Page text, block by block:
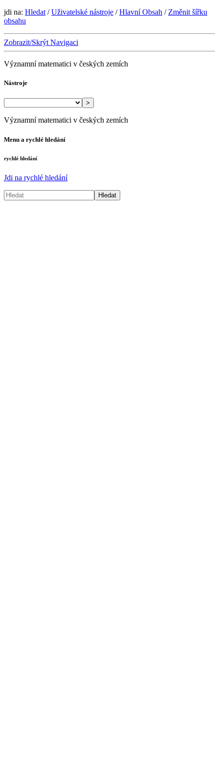
jdi na: Hledat / Uživatelské nástroje / Hlavní Obsah / Změnit šířku
obsahu
Zobrazit/Skrýt Navigaci
Významní matematici v českých zemích
Nástroje
>
Významní matematici v českých zemích
Menu a rychlé hledání
rychlé hledání
Jdi na rychlé hledání
Hledat